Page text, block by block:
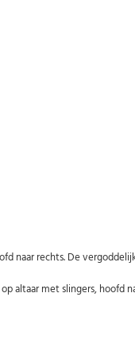
op elk moment weer afmelden via de
naar rechts. De
altaar met slingers, hoofd